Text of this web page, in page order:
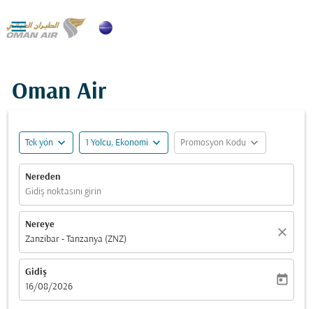

Oman Air
Tek yön expand_more 1 Yolcu, Ekonomi expand_more Promosyon Kodu expand_more
Nereden
Gidiş noktasını girin
Nereye
Zanzibar - Tanzanya (ZNZ)
close
Gidiş
fc-booking-departure-date-aria-label
16/08/2026
today